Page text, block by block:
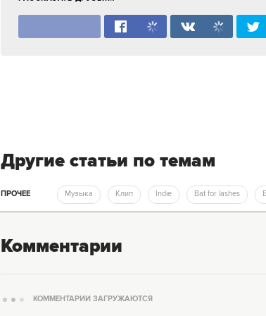
Другие статьи по темам
ПРОЧЕЕ Музыка Клип Indie Bat for lashes
Комментарии
КОММЕНТАРИИ ЗАГРУЖАЮТСЯ